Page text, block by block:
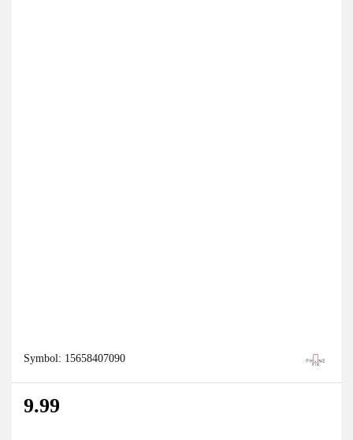
Symbol: 15658407090
9.99